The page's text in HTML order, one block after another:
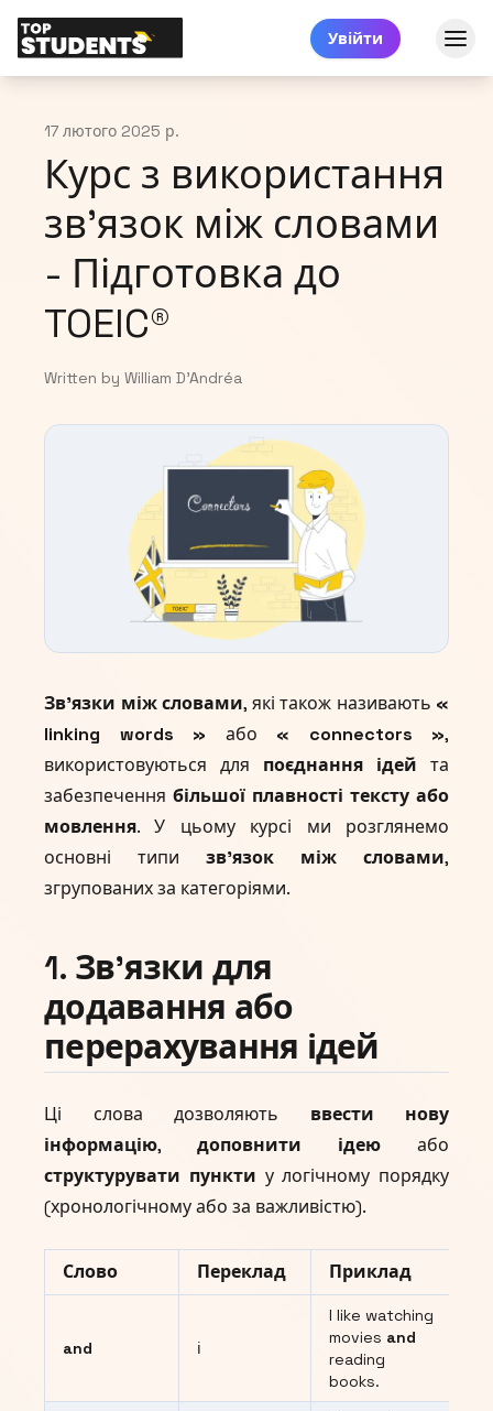
Увійти
17 лютого 2025 р.
Курс з використання
зв'язок між словами
- Підготовка до
TOEIC®
Written by William D'Andréa
Зв’язки між словами, які також називають «
linking words » або « connectors »,
використовуються для поєднання ідей та
забезпечення більшої плавності тексту або
мовлення. У цьому курсі ми розглянемо
основні типи зв’язок між словами,
згрупованих за категоріями.
1. Зв'язки для
додавання або
перерахування ідей
Ці слова дозволяють ввести нову
інформацію, доповнити ідею або
структурувати пункти у логічному порядку
(хронологічному або за важливістю).
Слово Переклад Приклад
and і
I like watching
movies and
reading
books.